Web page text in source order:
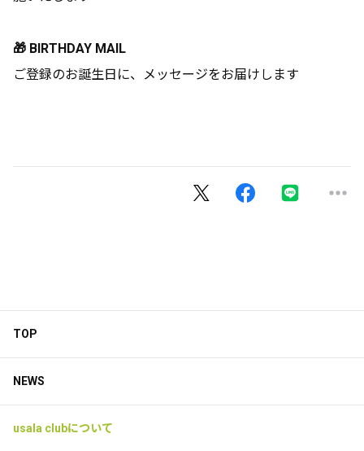
🎁 BIRTHDAY MAIL
ご登録のお誕生日に、メッセージをお届けします
TOP
NEWS
usala clubについて